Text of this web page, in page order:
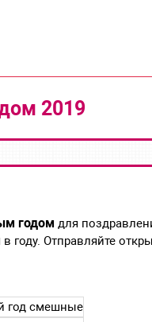
2019
годом для
в году. Отправляйте